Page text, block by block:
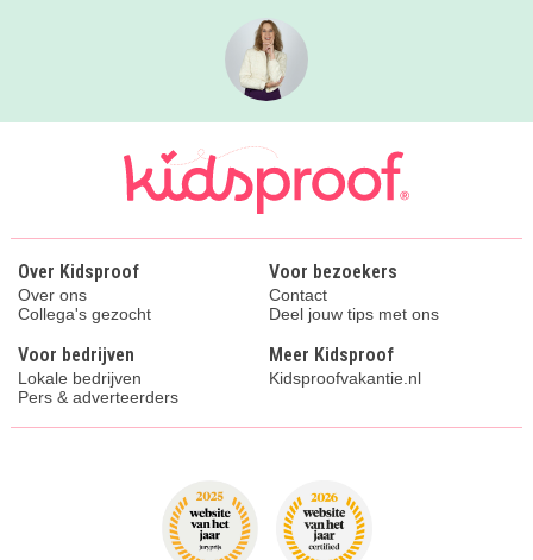
Over Kidsproof
Over ons
Collega's gezocht
Voor bezoekers
Contact
Deel jouw tips met ons
Voor bedrijven
Lokale bedrijven
Pers & adverteerders
Meer Kidsproof
Kidsproofvakantie.nl